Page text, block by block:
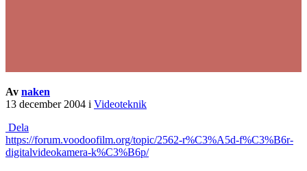
Av naken
13 december 2004 i Videoteknik
Dela
https://forum.voodoofilm.org/topic/2562-r%C3%A5d-f%C3%B6r-
digitalvideokamera-k%C3%B6p/